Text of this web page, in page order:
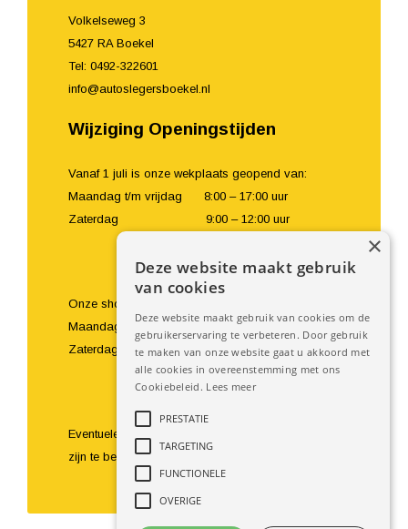
Volkelseweg 3
5427 RA Boekel
Tel: 0492-322601
info@autoslegersboekel.nl
Wijziging Openingstijden
Vanaf 1 juli is onze wekplaats geopend van:
Maandag t/m vrijdag 8:00 – 17:00 uur
Zaterdag 9:00 – 12:00 uur
Onze showroom en balie zijn geopend van:
Maandag t/m vrijdag 8:00 – 18:00 uur
Zaterdag 9:00 – 16:00 uur
Eventuele bezoeken buiten de openingstijden om
zijn te bespreken.
Deze website maakt gebruik
van cookies
Deze website maakt gebruik van cookies om de
gebruikerservaring te verbeteren. Door gebruik
te maken van onze website gaat u akkoord met
alle cookies in overeenstemming met ons
Cookiebeleid. Lees meer
PRESTATIE
TARGETING
FUNCTIONELE
OVERIGE
×